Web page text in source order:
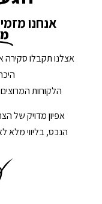
אנחנו
אצלנו תקבלו סקירה
הלקוחות
אפיון מדויק של
הנכס, בליווי
נדל"ן ביוון G.R.E
שלום! איך אפשר